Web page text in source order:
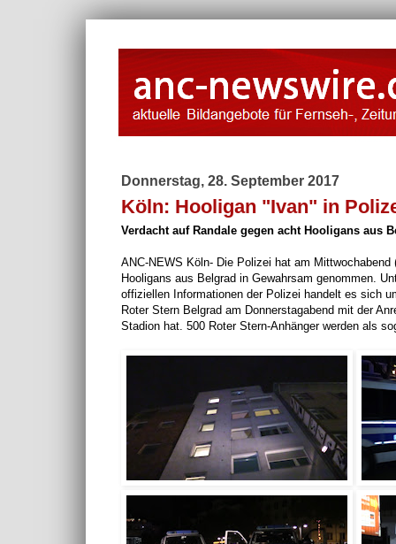
Donnerstag, 28. September 2017
Köln: Hooligan "Ivan" in
Verdacht auf Randale gegen acht Hooligans aus
ANC-NEWS Köln- Die Polizei hat am
Hooligans aus Belgrad in Gewahrsam genommen.
offiziellen Informationen der Polizei handelt es sich
Roter Stern Belgrad am Donnerstagabend mit der
Stadion hat. 500 Roter Stern-Anhänger werden als